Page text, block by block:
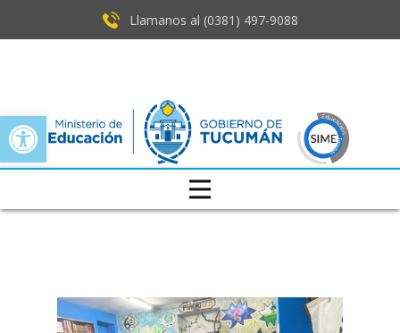
Open toolbar
Llamanos al (0381) ​497-9088